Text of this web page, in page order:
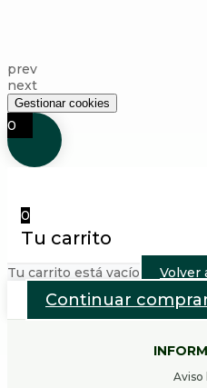
prev
next
Gestionar cookies
0
0
Tu carrito
Tu carrito está vacío Volver
Continuar
Aviso